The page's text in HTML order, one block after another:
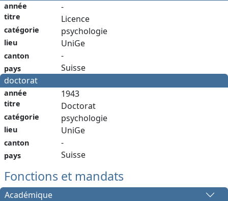
année
titre
catégorie
lieu
canton
pays
-
Licence
psychologie
UniGe
-
Suisse
doctorat
année
titre
catégorie
lieu
canton
pays
1943
Doctorat
psychologie
UniGe
-
Suisse
Fonctions et mandats
Académique